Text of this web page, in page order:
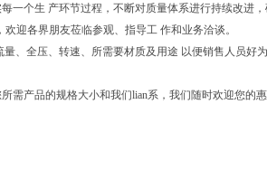
一个生 产环节过程，不断对质量体系进行持续改进
迎各界朋友莅临参观、指导工 作和业务洽谈。
、全压、转速、所需要材质及用途 以便销售人员好
需产品的规格大小和我们lian系，我们随时欢迎您的